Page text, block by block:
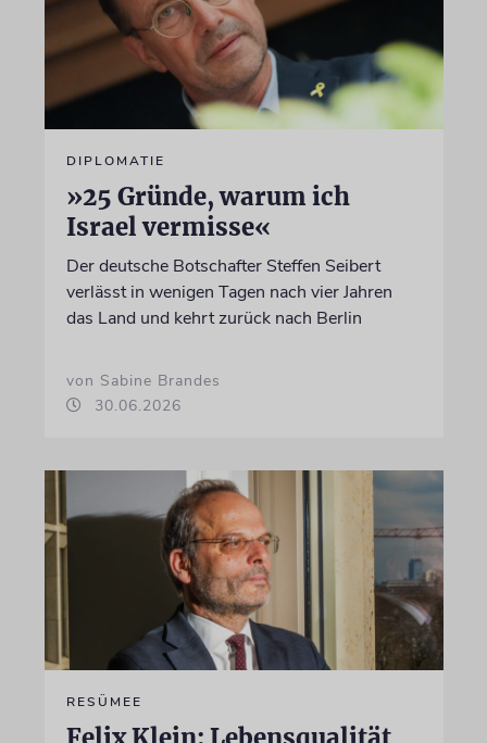
DIPLOMATIE
»25 Gründe, warum ich
Israel vermisse«
Der deutsche Botschafter Steffen Seibert
verlässt in wenigen Tagen nach vier Jahren
das Land und kehrt zurück nach Berlin
von Sabine Brandes
30.06.2026
RESÜMEE